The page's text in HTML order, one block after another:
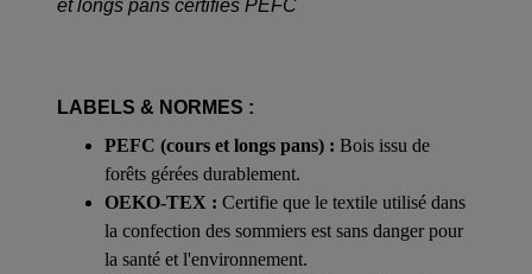
et longs pans certifiés PEFC
LABELS & NORMES :
PEFC (cours et longs pans) : Bois issu de
forêts gérées durablement.
OEKO-TEX : Certifie que le textile utilisé dans
la confection des sommiers est sans danger pour
la santé et l'environnement.